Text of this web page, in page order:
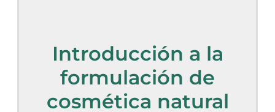
Introducción a la
formulación de
cosmética natural